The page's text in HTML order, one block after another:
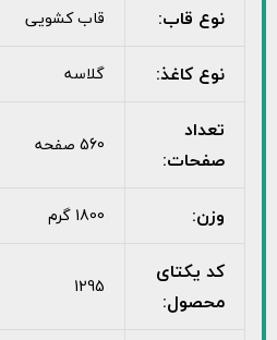
نوع قاب: قاب کشویی
نوع کاغذ: گلاسه
تعداد
صفحات:
560 صفحه
وزن: 1800 گرم
کد یکتای
محصول:
1295